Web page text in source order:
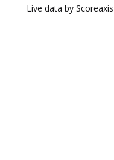
Live data byScoreaxis